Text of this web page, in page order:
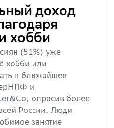
доход
хобби
(51%) уже
хобби или
в ближайшее
и
опросив более
России. Люди
занятие